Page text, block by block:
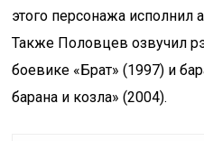
этого персонажа исполнил
Также Половцев озвучил
боевике «Брат» (1997) и
барана и козла» (2004).